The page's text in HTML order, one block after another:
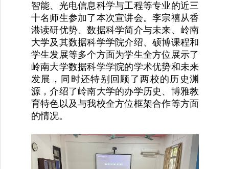
智能、光电信息科学与工程等专业的近三
十名师生参加了本次宣讲会。李宗禧从香
港读研优势、数据科学简介与未来、岭南
大学及其数据科学学院介绍、硕博课程和
学生发展等多个方面为学生全方位展示了
岭南大学数据科学学院的学术优势和未来
发展，同时还特别回顾了两校的历史渊
源，介绍了岭南大学的办学历史、博雅教
育特色以及与我校全方位框架合作等方面
的情况。